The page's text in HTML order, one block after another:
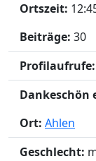
Ortszeit:
Beiträge: 30
Profilaufrufe:
Dankeschön
Ort: Ahlen
Geschlecht: